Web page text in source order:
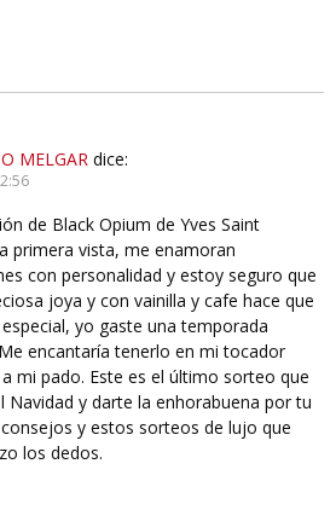
MELGAR dice:
de Black Opium de Yves Saint
primera vista, me enamoran
con personalidad y estoy seguro que
joya y con vainilla y cafe hace que
yo gaste una temporada
encantaría tenerlo en mi tocador
mi pado. Este es el último sorteo que
Navidad y darte la enhorabuena por tu
y estos sorteos de lujo que
los dedos.